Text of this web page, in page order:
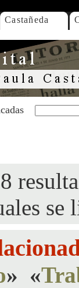
Castañeda
se
» «